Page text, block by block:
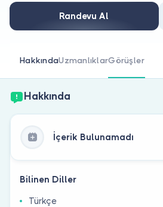
Doktor musunuz?
Randevu Al
HakkındaUzmanlıklarGörüşler
Hakkında
İçerik Bulunamadı
Bilinen Diller
Türkçe